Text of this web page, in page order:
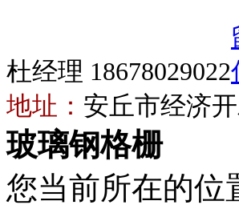
杜经理 18678029022
地址： 安丘市经济
玻璃钢格栅
您当前所在的位